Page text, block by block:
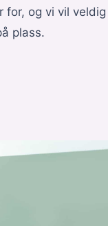
og vi vil
plass.